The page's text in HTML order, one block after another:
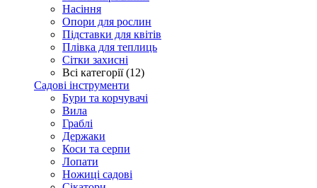
Насіння
Опори для рослин
Підставки для квітів
Плівка для теплиць
Сітки захисні
Всі категорії (12)
Садові інструменти
Бури та корчувачі
Вила
Граблі
Держаки
Коси та серпи
Лопати
Ножиці садові